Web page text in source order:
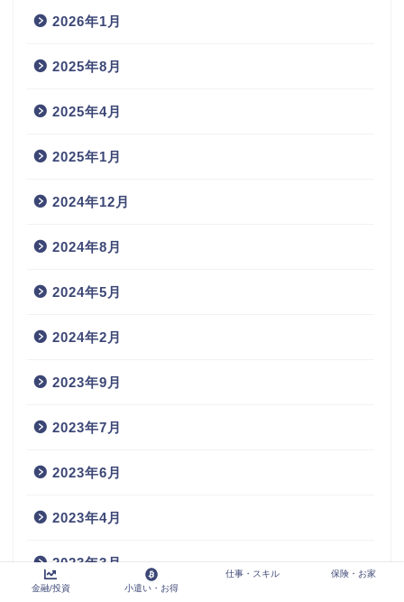
2026年1月
2025年8月
2025年4月
2025年1月
2024年12月
2024年8月
2024年5月
2024年2月
2023年9月
2023年7月
2023年6月
2023年4月
2023年3月
金融/投資 小遣い・お得
仕事・スキル 保険・お家